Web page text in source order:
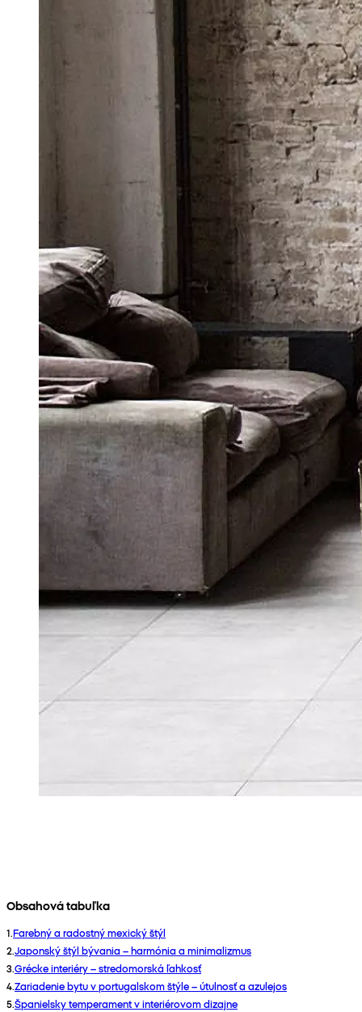
Obsahová tabuľka
1.Farebný a radostný mexický štýl
2.Japonský štýl bývania – harmónia a minimalizmus
3.Grécke interiéry – stredomorská ľahkosť
4.Zariadenie bytu v portugalskom štýle – útulnosť a azulejos
5.Španielsky temperament v interiérovom dizajne